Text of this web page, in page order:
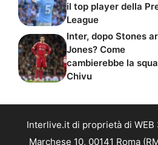
il top player della
League
Inter, dopo Stones
Jones? Come
cambierebbe la
Chivu
Interlive.it di proprietà di WEB
Marchese 10, 00141 Roma